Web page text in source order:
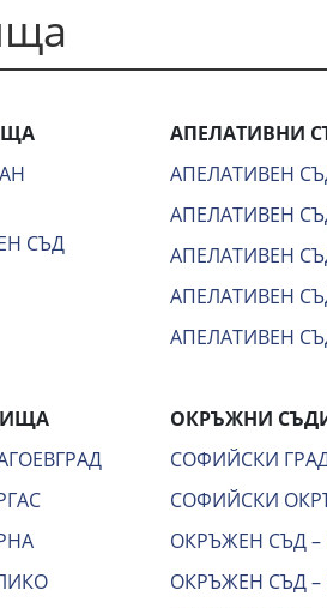
СЪД
АПЕЛАТИВНИ
АПЕЛАТИВЕН
АПЕЛАТИВЕН
АПЕЛАТИВЕН
АПЕЛАТИВЕН
АПЕЛАТИВЕН
ОКРЪЖНИ
СОФИЙСКИ
СОФИЙСКИ
ОКРЪЖЕН СЪД –
ОКРЪЖЕН СЪД –